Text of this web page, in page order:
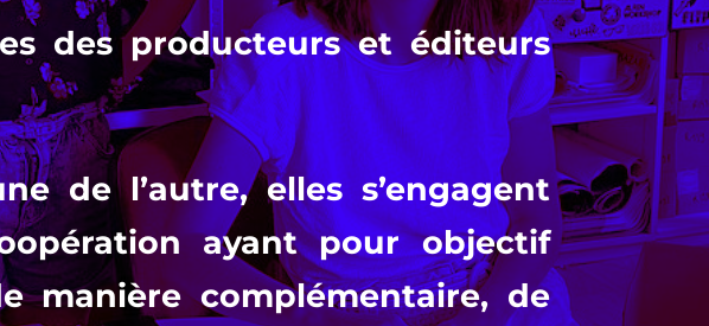
des producteurs et éditeurs
de l’autre, elles s’engagent
ayant pour objectif
manière complémentaire, de